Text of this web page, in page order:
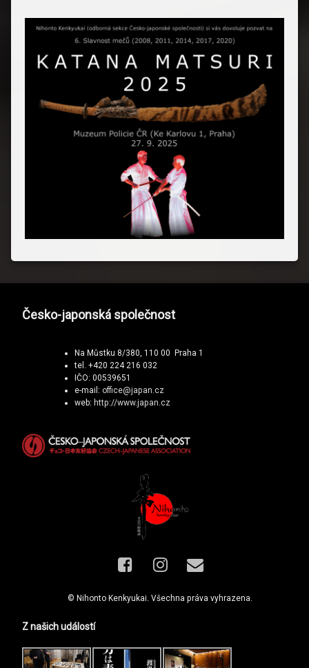
Česko-japonská společnost
Na Můstku 8/380, 110 00 Praha 1
tel. +420 224 216 032
IČO: 00539651
e-mail: office@japan.cz
web: http://www.japan.cz
Facebook
Instagram
E-mail
© Nihonto Kenkyukai. Všechna práva vyhrazena.
Z našich událostí